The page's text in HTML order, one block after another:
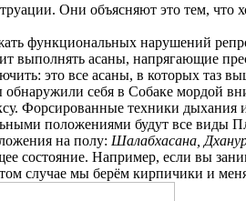
Они объясняют это тем, что
функциональных нарушений
выполнять асаны, напрягающие
это все асаны, в которых таз
себя в Собаке мордой
Форсированные техники
положениями будут все виды
на полу: Шалабхасана,
состояние. Например, если вы
случае мы берём кирпичики и